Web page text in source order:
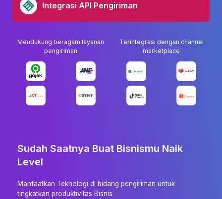
Integrasi API Pengiriman
Mendukung beragam layanan
pengiriman
Terintegrasi dengan channel
marketplace
Sudah Saatnya Buat Bisnismu Naik
Level
Manfaatkan Teknologi di bidang pengiriman untuk
tingkatkan produktivitas Bisnis